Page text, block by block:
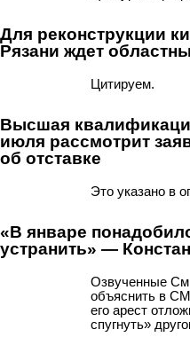
Для реконструкции
Рязани ждет
Цитируем.
Высшая
июля рассмотрит
об отставке
Это указано в
«В январе
устранить» —
Озвученные
объяснить в
его арест
спугнуть»